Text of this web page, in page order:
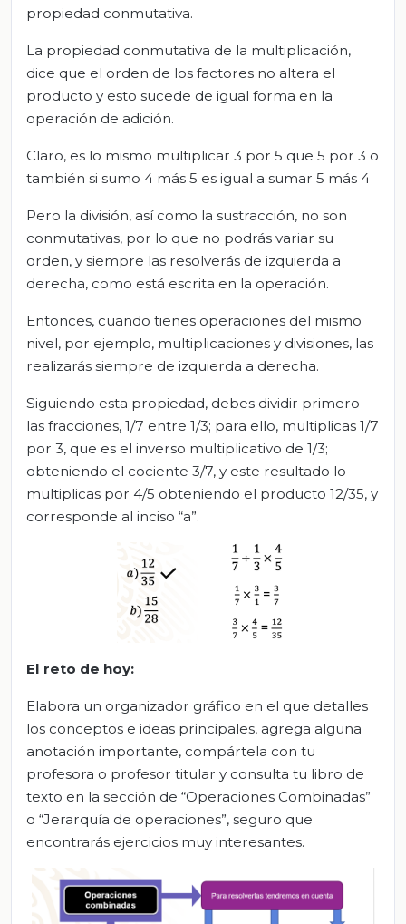
propiedad conmutativa.
La propiedad conmutativa de la multiplicación,
dice que el orden de los factores no altera el
producto y esto sucede de igual forma en la
operación de adición.
Claro, es lo mismo multiplicar 3 por 5 que 5 por 3 o
también si sumo 4 más 5 es igual a sumar 5 más 4
Pero la división, así como la sustracción, no son
conmutativas, por lo que no podrás variar su
orden, y siempre las resolverás de izquierda a
derecha, como está escrita en la operación.
Entonces, cuando tienes operaciones del mismo
nivel, por ejemplo, multiplicaciones y divisiones, las
realizarás siempre de izquierda a derecha.
Siguiendo esta propiedad, debes dividir primero
las fracciones, 1/7 entre 1/3; para ello, multiplicas 1/7
por 3, que es el inverso multiplicativo de 1/3;
obteniendo el cociente 3/7, y este resultado lo
multiplicas por 4/5 obteniendo el producto 12/35, y
corresponde al inciso “a”.
El reto de hoy:
Elabora un organizador gráfico en el que detalles
los conceptos e ideas principales, agrega alguna
anotación importante, compártela con tu
profesora o profesor titular y consulta tu libro de
texto en la sección de “Operaciones Combinadas”
o “Jerarquía de operaciones”, seguro que
encontrarás ejercicios muy interesantes.